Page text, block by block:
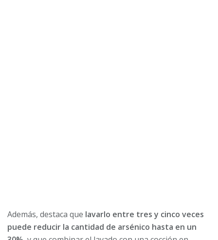
Además, destaca que lavarlo entre tres y cinco veces
puede reducir la cantidad de arsénico hasta en un